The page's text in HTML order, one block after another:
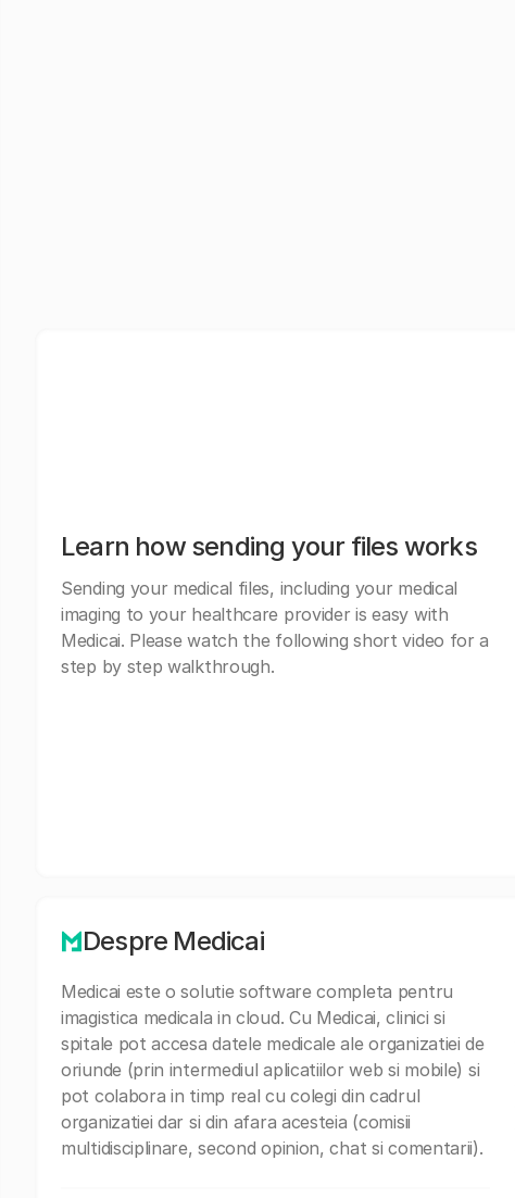
Learn how sending your files works
Sending your medical files, including your medical
imaging to your healthcare provider is easy with
Medicai. Please watch the following short video for a
step by step walkthrough.
Despre Medicai
Medicai este o solutie software completa pentru
imagistica medicala in cloud. Cu Medicai, clinici si
spitale pot accesa datele medicale ale organizatiei de
oriunde (prin intermediul aplicatiilor web si mobile) si
pot colabora in timp real cu colegi din cadrul
organizatiei dar si din afara acesteia (comisii
multidisciplinare, second opinion, chat si comentarii).